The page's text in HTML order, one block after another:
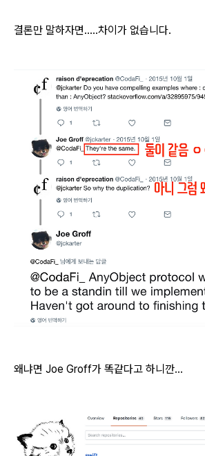
결론만 말하자면.....차이가 없습니다.
왜냐면 Joe Groff가 똑같다고 하니깐...